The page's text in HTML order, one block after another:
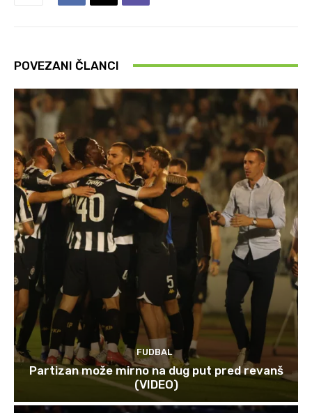
POVEZANI ČLANCI
FUDBAL
Partizan može mirno na dug put pred revanš
(VIDEO)